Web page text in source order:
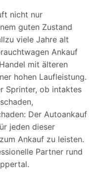
nicht nur
guten Zustand
viele Jahre alt
Ankauf
mit älteren
hohen Laufleistung.
Sprinter, ob intaktes
Der Autoankauf
jeden dieser
Ankauf zu leisten.
Partner rund